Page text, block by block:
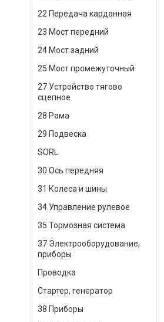
22 Передача карданная
23 Мост передний
24 Мост задний
25 Мост промежуточный
27 Устройство тягово
сцепное
28 Рама
29 Подвеска
SORL
30 Ось передняя
31 Колеса и шины
34 Управление рулевое
35 Тормозная система
37 Электрооборудование,
приборы
Проводка
Стартер, генератор
38 Приборы